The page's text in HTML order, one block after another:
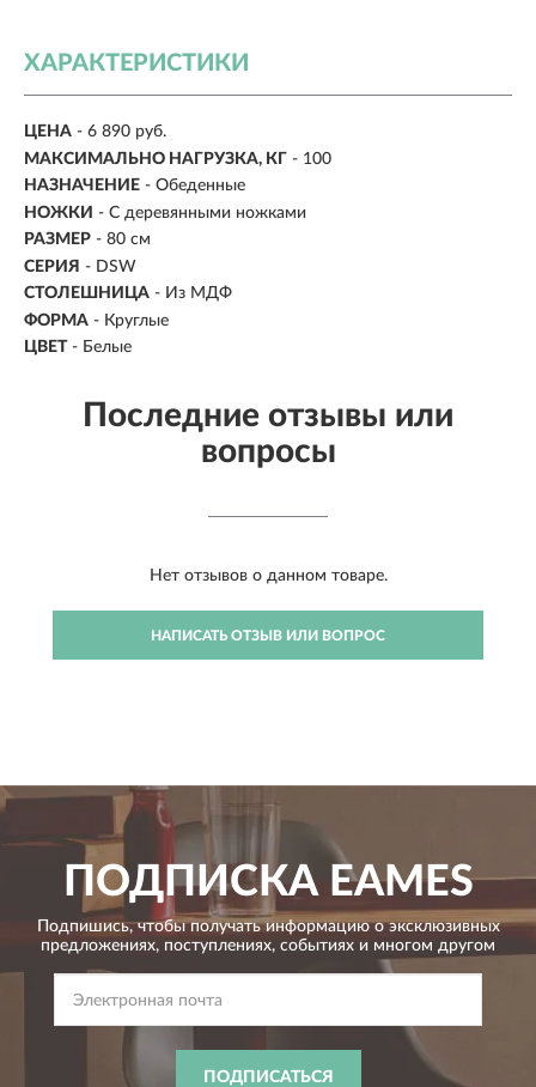
ХАРАКТЕРИСТИКИ
ЦЕНА - 6 890 руб.
МАКСИМАЛЬНО НАГРУЗКА, КГ - 100
НАЗНАЧЕНИЕ - Обеденные
НОЖКИ - С деревянными ножками
РАЗМЕР - 80 см
СЕРИЯ - DSW
СТОЛЕШНИЦА - Из МДФ
ФОРМА - Круглые
ЦВЕТ - Белые
Последние отзывы или
вопросы
Нет отзывов о данном товаре.
НАПИСАТЬ ОТЗЫВ ИЛИ ВОПРОС
ПОДПИСКАEAMES
Подпишись, чтобы получать информацию о эксклюзивных
предложениях, поступлениях, событиях и многом другом
ПОДПИСАТЬСЯ